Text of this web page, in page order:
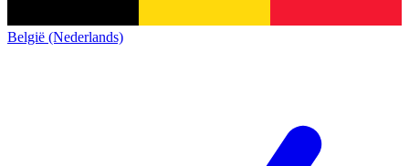
België (Nederlands)